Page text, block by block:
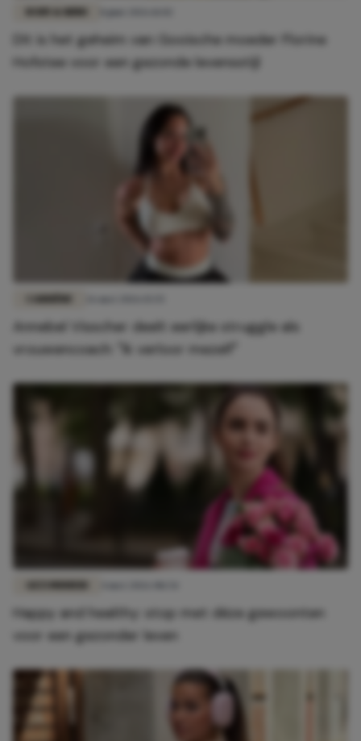
Dít is het geheim van Gooische moeder Florine
Hofstee voor een gezonde levensstijl
Annebel Visscher deelt eerlijke struggle als
vrouwencoach: "Ik verloor mezelf"
Happy and healthy: stop met déze gewoonten
voor een gezonder leven